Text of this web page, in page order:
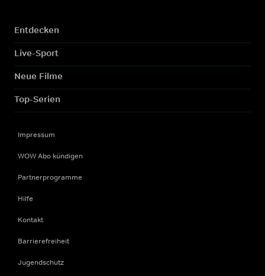
Entdecken
Live-Sport
Neue Filme
Top-Serien
Impressum
WOW Abo kündigen
Partnerprogramme
Hilfe
Kontakt
Barrierefreiheit
Jugendschutz